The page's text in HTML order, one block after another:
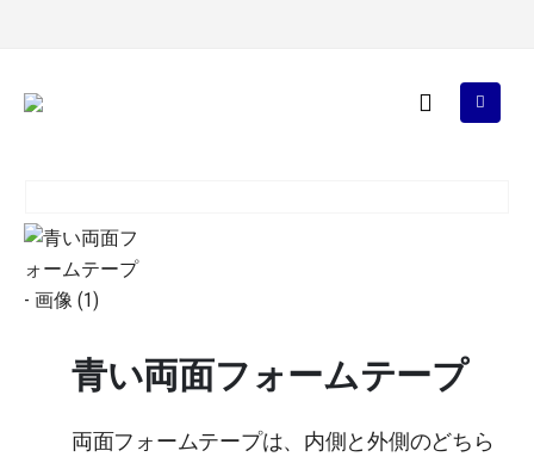
青い両面フォームテープ
両面フォームテープは、内側と外側のどちら